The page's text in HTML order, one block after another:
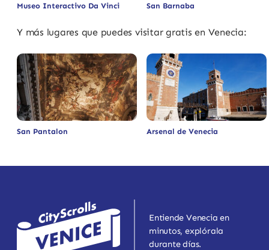
Museo Interactivo Da Vinci San Barnaba
Y más lugares que puedes visitar gratis en Venecia:
San Pantalon Arsenal de Venecia
Entiende Venecia en
minutos, explórala
durante días.